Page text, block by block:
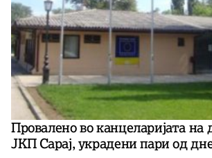
Провалено во канцеларијата на
ЈКП Сарај, украдени пари од